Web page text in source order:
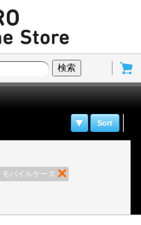
検索
Sort
モバイルケース